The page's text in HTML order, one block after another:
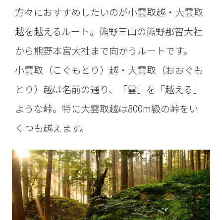
方々におすすめしたいのが小雲取越・大雲取
越を越えるルート。熊野三山の熊野那智大社
から熊野本宮大社まで向かうルートです。
小雲取（こぐもとり）越・大雲取（おおぐも
とり）越は名前の通り、「雲」を「越える」
ような峠。特に大雲取越は800m級の峠をい
くつも越えます。